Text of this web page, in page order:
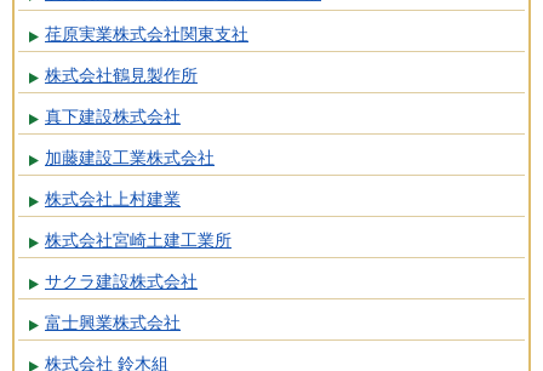
荏原実業株式会社関東支社
株式会社鶴見製作所
真下建設株式会社
加藤建設工業株式会社
株式会社上村建業
株式会社宮崎土建工業所
サクラ建設株式会社
富士興業株式会社
株式会社 鈴木組